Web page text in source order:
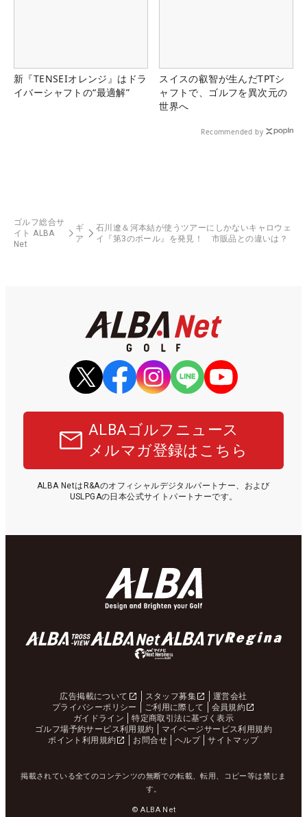
新『TENSEIオレンジ』はドラ
イバーシャフトの“最適解”
スイスの叡智が生んだTPTシ
ャフトで、ゴルフを異次元の
世界へ
Recommended by
ゴルフ総合サ
イト ALBA
Net
ギ
ア
石川遼＆河本結が使うツアーにしかないキャロウェ
イ『第3のボール』を発見！ 市販品との違いは？
ALBAゴルフニュース
メルマガ登録はこちら
ALBA NetはR&Aのオフィシャルデジタルパートナー、および
USLPGAの日本公式サイトパートナーです。
広告掲載について スタッフ募集
運営会社
プライバシーポリシー
ご利用に際して
会員規約
ガイドライン
特定商取引法に基づく表示
ゴルフ場予約サービス利用規約
マイページサービス利用規約
ポイント利用規約
お問合せ ヘルプ サイトマップ
掲載されている全てのコンテンツの無断での転載、転用、コピー等は禁じま
す。
© ALBA Net